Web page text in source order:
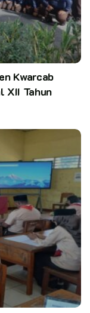
Kwarcab
XII Tahun